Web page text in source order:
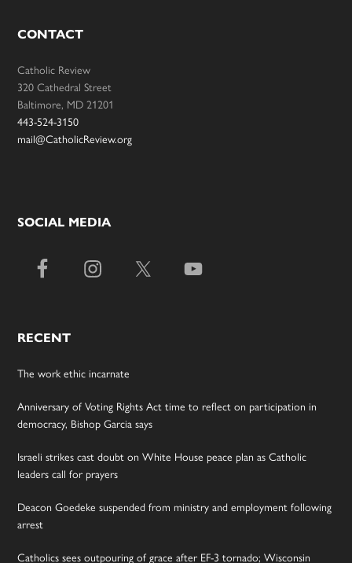
CONTACT
Catholic Review
320 Cathedral Street
Baltimore, MD 21201
443-524-3150
mail@CatholicReview.org
SOCIAL MEDIA
RECENT
The work ethic incarnate
Anniversary of Voting Rights Act time to reflect on participation in
democracy, Bishop Garcia says
Israeli strikes cast doubt on White House peace plan as Catholic
leaders call for prayers
Deacon Goedeke suspended from ministry and employment following
arrest
Catholics sees outpouring of grace after EF-3 tornado; Wisconsin